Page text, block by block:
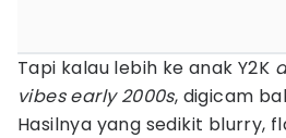
Tapi kalau lebih ke anak Y2K
vibes early 2000s, digicam
Hasilnya yang sedikit blurry,